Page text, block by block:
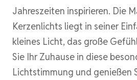
Jahreszeiten inspirieren. Die
Kerzenlichts liegt in seiner
kleines Licht, das große
Sie Ihr Zuhause in diese
Lichtstimmung und genießen